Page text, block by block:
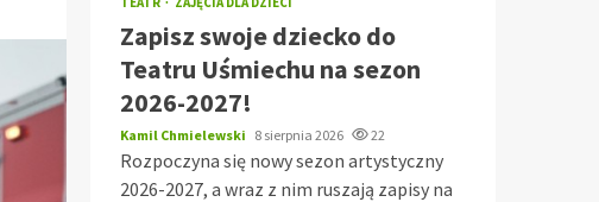
Zapisz swoje dziecko do
Teatru Uśmiechu na sezon
2026-2027!
Kamil Chmielewski 8 sierpnia 2026 22
Rozpoczyna się nowy sezon artystyczny
2026-2027, a wraz z nim ruszają zapisy na